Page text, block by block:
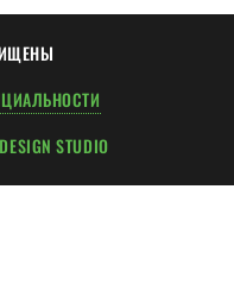
STUDIO